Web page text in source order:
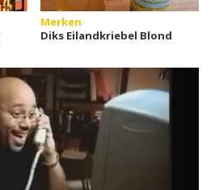
Merken
Diks Eilandkriebel Blond